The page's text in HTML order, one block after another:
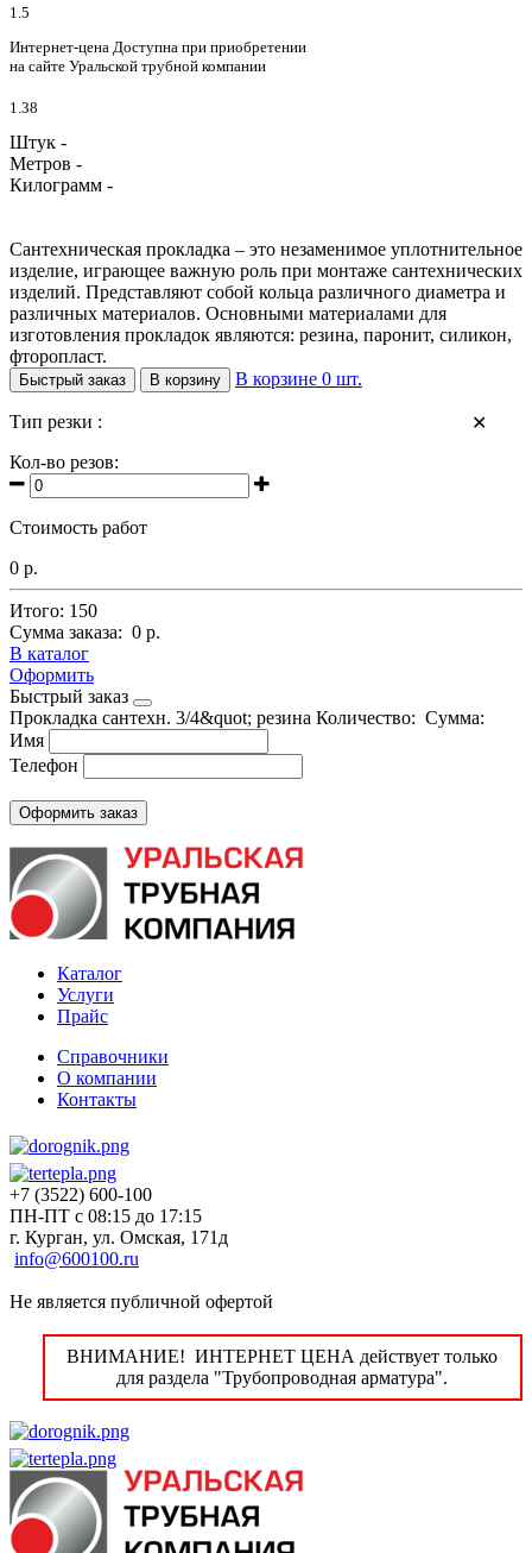
1.5
Интернет-цена Доступна при приобретении
на сайте Уральской трубной компании
1.38
Штук -
Метров -
Килограмм -
Сантехническая прокладка – это незаменимое уплотнительное
изделие, играющее важную роль при монтаже сантехнических
изделий. Представляют собой кольца различного диаметра и
различных материалов. Основными материалами для
изготовления прокладок являются: резина, паронит, силикон,
фторопласт.
Быстрый заказ В корзину В корзине 0 шт.
✕
Тип резки :
Кол-во резов:
Стоимость работ
0 р.
Итого: 150
Сумма заказа: 0 р.
В каталог
Оформить
Быстрый заказ
Прокладка сантехн. 3/4&quot; резина Количество: Сумма:
Имя
Телефон
Каталог
Услуги
Прайс
Справочники
О компании
Контакты
+7 (3522) 600-100
ПН-ПТ с 08:15 до 17:15
г. Курган, ул. Омская, 171д
info@600100.ru
Не является публичной офертой
ВНИМАНИЕ! ИНТЕРНЕТ ЦЕНА действует только
для раздела "Трубопроводная арматура".